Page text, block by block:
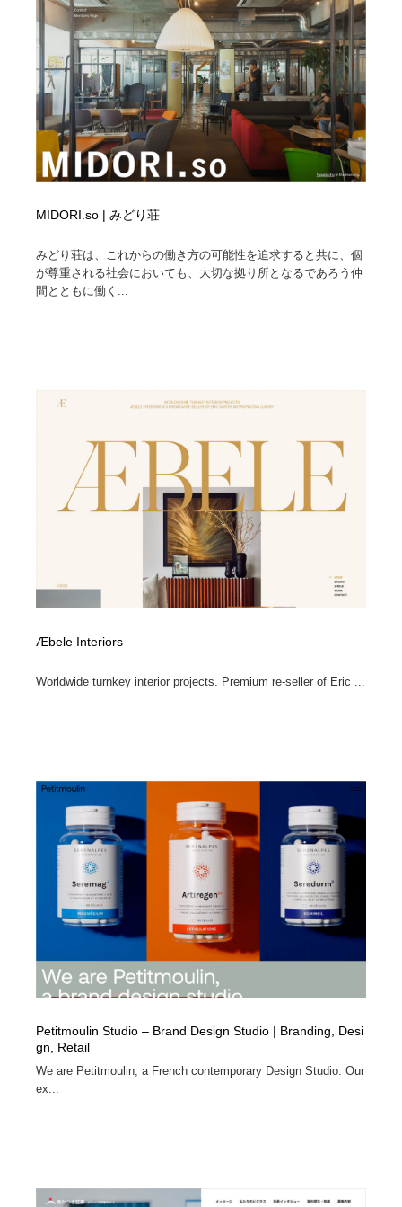
MIDORI.so | みどり荘
みどり荘は、これからの働き方の可能性を追求すると共に、個
が尊重される社会においても、大切な拠り所となるであろう仲
間とともに働く...
Æbele Interiors
Worldwide turnkey interior projects. Premium re-seller of Eric ...
Petitmoulin Studio – Brand Design Studio | Branding, Desi
gn, Retail
We are Petitmoulin, a French contemporary Design Studio. Our
ex...